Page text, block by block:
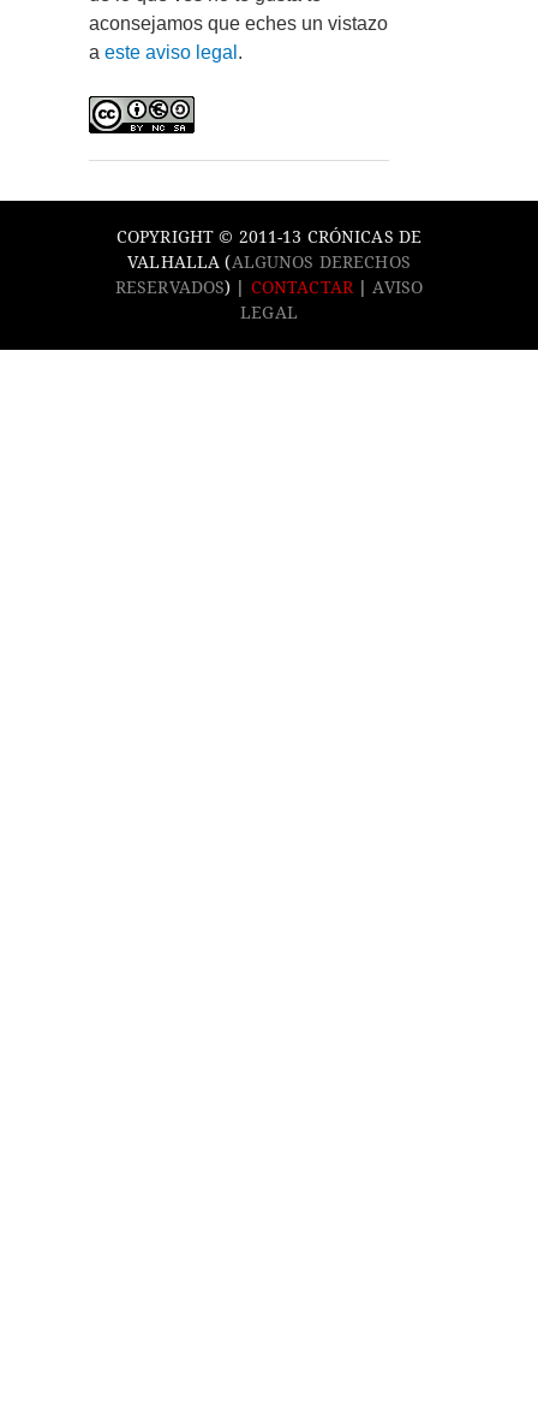
aconsejamos que eches un vistazo
a este aviso legal .
COPYRIGHT © 2011-13 CRÓNICAS DE
VALHALLA (ALGUNOS DERECHOS
RESERVADOS) | CONTACTAR
AVISO
LEGAL